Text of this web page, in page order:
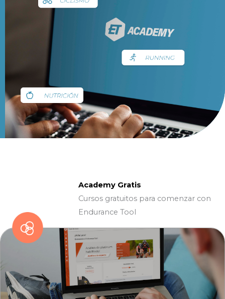
Academy Gratis
Cursos gratuitos para comenzar con
Endurance Tool